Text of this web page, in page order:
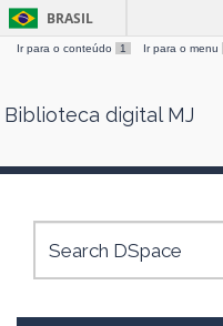
Skip
BRASIL
Ir para o conteúdo 1 Ir para o menu
Biblioteca digital MJ